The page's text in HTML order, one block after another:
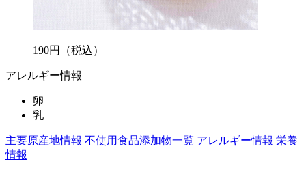
190円 （税込）
アレルギー情報
卵
乳
主要原産地情報 不使用食品添加物一覧 アレルギー情報 栄養
情報